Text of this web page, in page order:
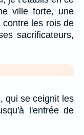
ville forte, une
les rois de
sacrificateurs,
qui se ceignit les
l'entrée de